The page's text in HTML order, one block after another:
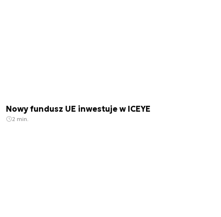
Nowy fundusz UE inwestuje w ICEYE
2 min.